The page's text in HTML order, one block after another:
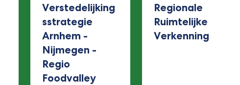
Verstedelijking
sstrategie
Arnhem -
Nijmegen -
Regio
Foodvalley
Regionale
Ruimtelijke
Verkenning